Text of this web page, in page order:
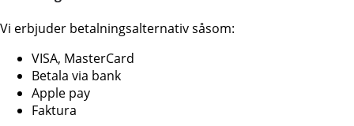
Vi erbjuder betalningsalternativ såsom:
VISA, MasterCard
Betala via bank
Apple pay
Faktura